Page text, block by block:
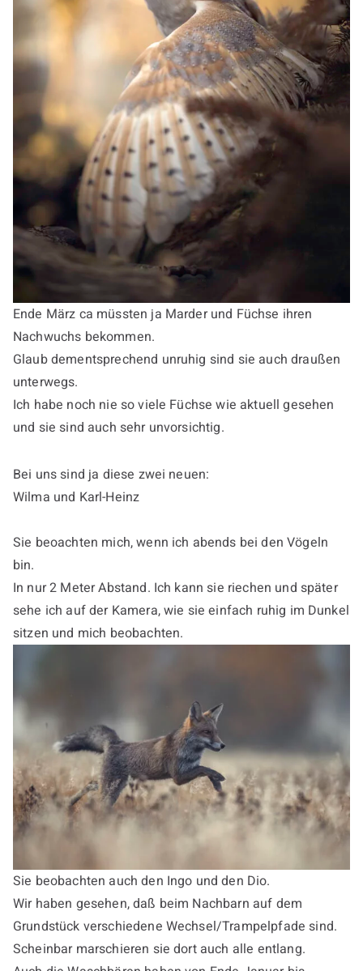
Ende März ca müssten ja Marder und Füchse ihren
Nachwuchs bekommen.
Glaub dementsprechend unruhig sind sie auch draußen
unterwegs.
Ich habe noch nie so viele Füchse wie aktuell gesehen
und sie sind auch sehr unvorsichtig.
Bei uns sind ja diese zwei neuen:
Wilma und Karl-Heinz
Sie beoachten mich, wenn ich abends bei den Vögeln
bin.
In nur 2 Meter Abstand. Ich kann sie riechen und später
sehe ich auf der Kamera, wie sie einfach ruhig im Dunkel
sitzen und mich beobachten.
Sie beobachten auch den Ingo und den Dio.
Wir haben gesehen, daß beim Nachbarn auf dem
Grundstück verschiedene Wechsel/Trampelpfade sind.
Scheinbar marschieren sie dort auch alle entlang.